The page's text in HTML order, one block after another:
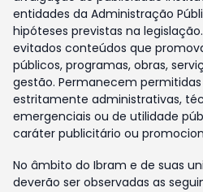
entidades da Administração
hipóteses previstas na
evitados conteúdos que
públicos, programas, obras,
gestão. Permanecem
estritamente administrativas,
emergenciais ou de utilidade
caráter publicitário ou
No âmbito do Ibram e de suas
deverão ser observadas as